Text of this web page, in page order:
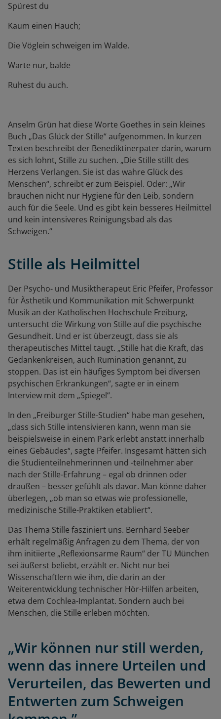
Spürest du
Kaum einen Hauch;
Die Vöglein schweigen im Walde.
Warte nur, balde
Ruhest du auch.
Anselm Grün hat diese Worte Goethes in sein kleines
Buch „Das Glück der Stille“ aufgenommen. In kurzen
Texten beschreibt der Benediktinerpater darin, warum
es sich lohnt, Stille zu suchen. „Die Stille stillt des
Herzens Verlangen. Sie ist das wahre Glück des
Menschen“, schreibt er zum Beispiel. Oder: „Wir
brauchen nicht nur Hygiene für den Leib, sondern
auch für die Seele. Und es gibt kein besseres Heilmittel
und kein intensiveres Reinigungsbad als das
Schweigen.“
Stille als Heilmittel
Der Psycho- und Musiktherapeut Eric Pfeifer, Professor
für Ästhetik und Kommunikation mit Schwerpunkt
Musik an der Katholischen Hochschule Freiburg,
untersucht die Wirkung von Stille auf die psychische
Gesundheit. Und er ist überzeugt, dass sie als
therapeutisches Mittel taugt. „Stille hat die Kraft, das
Gedankenkreisen, auch Rumination genannt, zu
stoppen. Das ist ein häufiges Symptom bei diversen
psychischen Erkrankungen“, sagte er in einem
Interview mit dem „Spiegel“.
In den „Freiburger Stille-Studien“ habe man gesehen,
„dass sich Stille intensivieren kann, wenn man sie
beispielsweise in einem Park erlebt anstatt innerhalb
eines Gebäudes“, sagte Pfeifer. Insgesamt hätten sich
die Studienteilnehmerinnen und -teilnehmer aber
nach der Stille-Erfahrung – egal ob drinnen oder
draußen – besser gefühlt als davor. Man könne daher
überlegen, „ob man so etwas wie professionelle,
medizinische Stille-Praktiken etabliert“.
Das Thema Stille fasziniert uns. Bernhard Seeber
erhält regelmäßig Anfragen zu dem Thema, der von
ihm initiierte „Reflexionsarme Raum“ der TU München
sei äußerst beliebt, erzählt er. Nicht nur bei
Wissenschaftlern wie ihm, die darin an der
Weiterentwicklung technischer Hör-Hilfen arbeiten,
etwa dem Cochlea-Implantat. Sondern auch bei
Menschen, die Stille erleben möchten.
„Wir können nur still werden,
wenn das innere Urteilen und
Verurteilen, das Bewerten und
Entwerten zum Schweigen